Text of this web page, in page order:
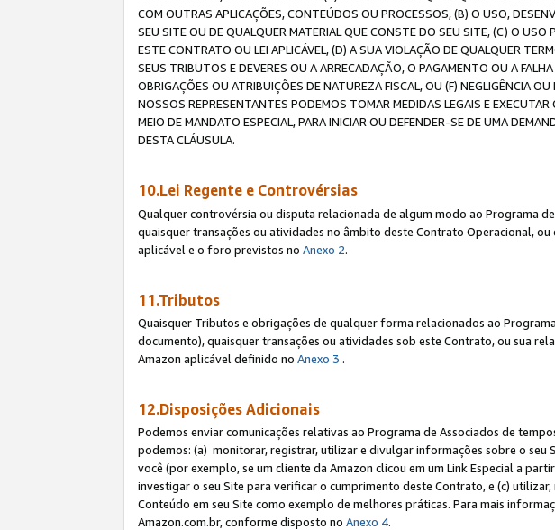
COM OUTRAS APLICAÇÕES, CONTEÚDOS OU PROCESSOS, (B) O USO,
SEU SITE OU DE QUALQUER MATERIAL QUE CONSTE DO SEU SITE, (C) O
ESTE CONTRATO OU LEI APLICÁVEL, (D) A SUA VIOLAÇÃO DE QUALQUER
SEUS TRIBUTOS E DEVERES OU A ARRECADAÇÃO, O PAGAMENTO OU A
OBRIGAÇÕES OU ATRIBUIÇÕES DE NATUREZA FISCAL, OU (F) NEGLIGÊNCIA
NOSSOS REPRESENTANTES PODEMOS TOMAR MEDIDAS LEGAIS E
MEIO DE MANDATO ESPECIAL, PARA INICIAR OU DEFENDER-SE DE UMA
DESTA CLÁUSULA.
10.Lei Regente e Controvérsias
Qualquer controvérsia ou disputa relacionada de algum modo ao Programa
quaisquer transações ou atividades no âmbito deste Contrato Operacional,
aplicável e o foro previstos no Anexo 2.
11.Tributos
Quaisquer Tributos e obrigações de qualquer forma relacionados ao
documento), quaisquer transações ou atividades sob este Contrato, ou sua
Amazon aplicável definido no Anexo 3 .
12.Disposições Adicionais
Podemos enviar comunicações relativas ao Programa de Associados de
podemos: (a) monitorar, registrar, utilizar e divulgar informações sobre o seu
você (por exemplo, se um cliente da Amazon clicou em um Link Especial a
investigar o seu Site para verificar o cumprimento deste Contrato, e (c)
Conteúdo em seu Site como exemplo de melhores práticas. Para mais
Amazon.com.br, conforme disposto no Anexo 4.